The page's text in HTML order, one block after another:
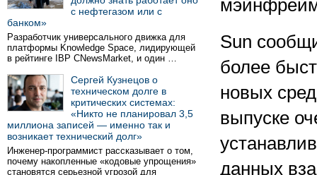
с нефтегазом или с
банком»
Разработчик универсального движка для
платформы Knowledge Space, лидирующей
в рейтинге IBP CNewsMarket, и один …
Сергей Кузнецов о
техническом долге в
критических системах:
«Никто не планировал 3,5
миллиона записей — именно так и
возникает технический долг»
Инженер-программист рассказывает о том,
почему накопленные «кодовые упрощения»
становятся серьезной угрозой для
Sun
более
новых
выпуске
данных